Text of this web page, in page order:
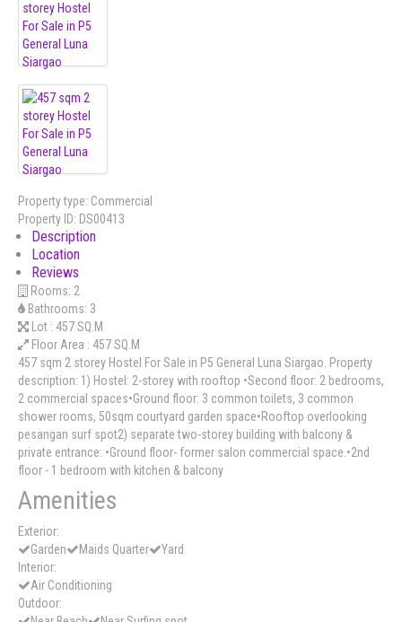
Property type: Commercial
Property ID: DS00413
Description
Location
Reviews
Rooms: 2
Bathrooms: 3
Lot : 457 SQ.M
Floor Area : 457 SQ.M
457 sqm 2 storey Hostel For Sale in P5 General Luna Siargao. Property
description: 1) Hostel: 2-storey with rooftop •Second floor: 2 bedrooms,
2 commercial spaces•Ground floor: 3 common toilets, 3 common
shower rooms, 50sqm courtyard garden space•Rooftop overlooking
pesangan surf spot2) separate two-storey building with balcony &
private entrance: •Ground floor- former salon commercial space.•2nd
floor - 1 bedroom with kitchen & balcony
Amenities
Exterior:
Garden
Maids Quarter
Yard
Interior:
Air Conditioning
Outdoor: